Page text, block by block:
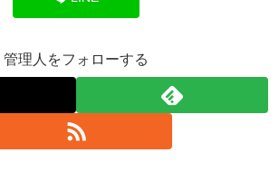
管理人をフォローする